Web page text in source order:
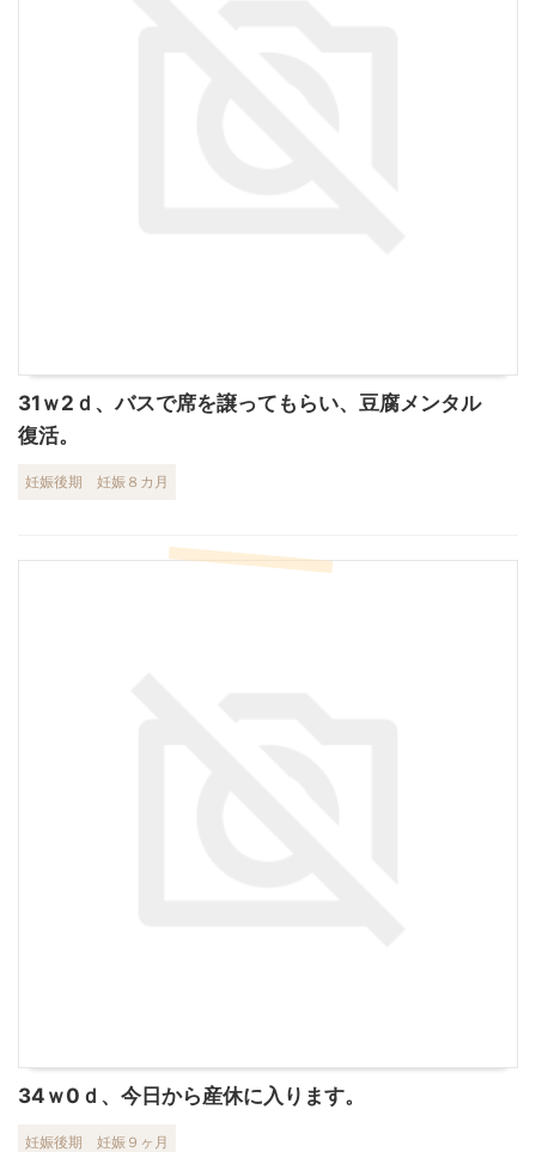
31ｗ2ｄ、バスで席を譲ってもらい、豆腐メンタル
復活。
妊娠後期 妊娠８カ月
34ｗ0ｄ、今日から産休に入ります。
妊娠後期 妊娠９ヶ月